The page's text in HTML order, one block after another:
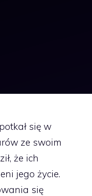
się w
ze swoim
że ich
jego życie.
się